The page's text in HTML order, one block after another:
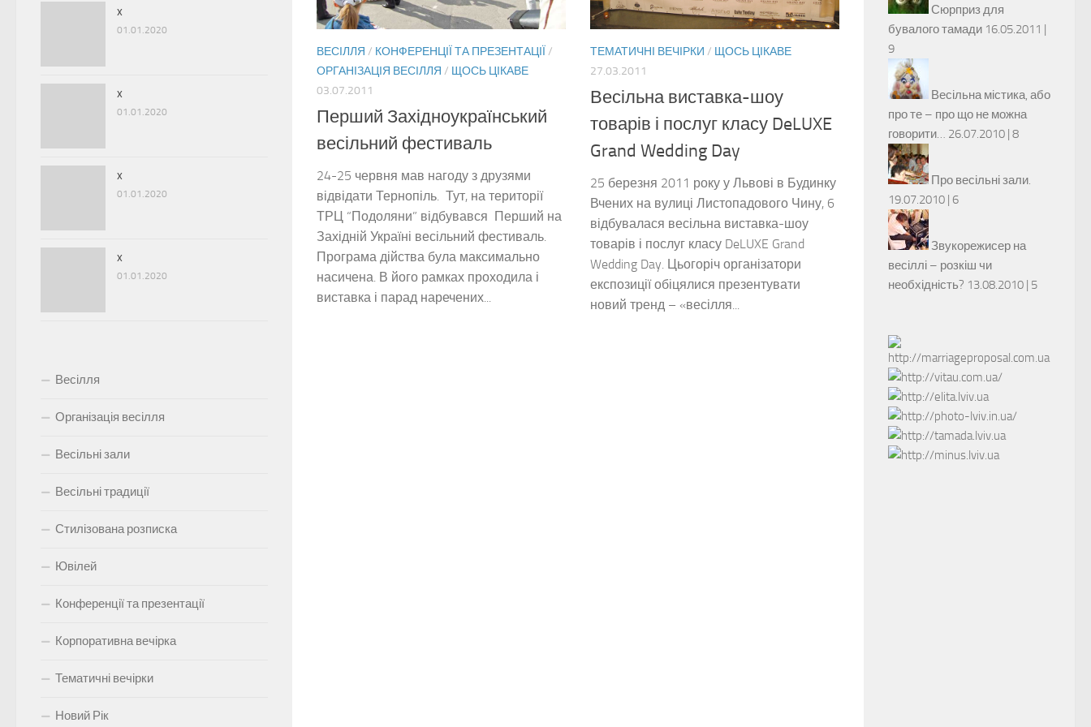
ВЕСІЛЛЯ / КОНФЕРЕНЦІЇ ТА ПРЕЗЕНТАЦІЇ /
ОРГАНІЗАЦІЯ ВЕСІЛЛЯ / ЩОСЬ ЦІКАВЕ
03.07.2011
Перший Західноукраїнський
весільний фестиваль
24-25 червня мав нагоду з друзями
відвідати Тернопіль. Тут, на території
ТРЦ “Подоляни” відбувався Перший на
Західній Україні весільний фестиваль.
Програма дійства була максимально
насичена. В його рамках проходила і
виставка і парад наречених...
ТЕМАТИЧНІ ВЕЧІРКИ / ЩОСЬ ЦІКАВЕ
27.03.2011
Весільна виставка-шоу
товарів і послуг класу DeLUXE
Grand Wedding Day
25 березня 2011 року у Львові в Будинку
Вчених на вулиці Листопадового Чину, 6
відбувалася весільна виставка-шоу
товарів і послуг класу DeLUXE Grand
Wedding Day. Цьогоріч організатори
експозиції обіцялися презентувати
новий тренд – «весілля...
x
01.01.2020
x
01.01.2020
x
01.01.2020
x
01.01.2020
Весілля
Організація весілля
Весільні зали
Весільні традиції
Стилізована розписка
Ювілей
Конференції та презентації
Корпоративна вечірка
Тематичні вечірки
Новий Рік
Сюрприз для
бувалого тамади 16.05.2011 |
9
Весільна містика, або
про те – про що не можна
говорити… 26.07.2010 | 8
Про весільні зали.
19.07.2010 | 6
Звукорежисер на
весіллі – розкіш чи
необхідність? 13.08.2010 | 5